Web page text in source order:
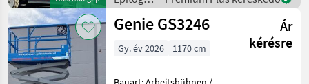
/
Snorkel
Genie GS3246
Ár
kérésre
Gy. év 2026 1170 cm